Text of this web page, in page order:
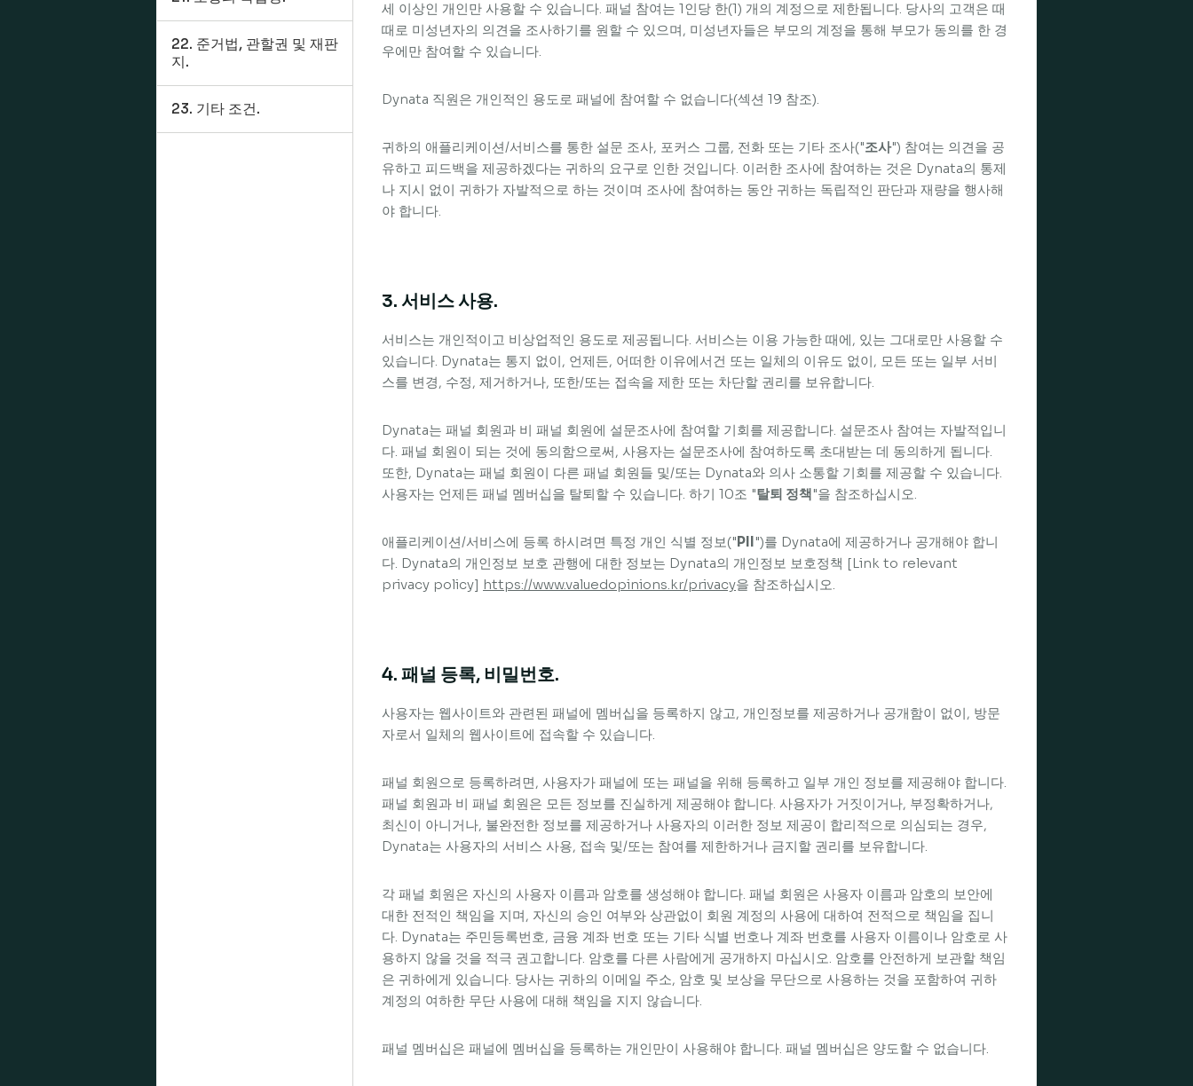
22. 준거법, 관할권 및 재판
지.
23. 기타 조건.
세 이상인 개인만 사용할 수 있습니다. 패널 참여는 1인당 한(1) 개의 계정으로 제한됩니다. 당사의 고객은 때
때로 미성년자의 의견을 조사하기를 원할 수 있으며, 미성년자들은 부모의 계정을 통해 부모가 동의를 한 경
우에만 참여할 수 있습니다.
Dynata 직원은 개인적인 용도로 패널에 참여할 수 없습니다(섹션 19 참조).
귀하의 애플리케이션/서비스를 통한 설문 조사, 포커스 그룹, 전화 또는 기타 조사("조사") 참여는 의견을 공
유하고 피드백을 제공하겠다는 귀하의 요구로 인한 것입니다. 이러한 조사에 참여하는 것은 Dynata의 통제
나 지시 없이 귀하가 자발적으로 하는 것이며 조사에 참여하는 동안 귀하는 독립적인 판단과 재량을 행사해
야 합니다.
3. 서비스 사용.
서비스는 개인적이고 비상업적인 용도로 제공됩니다. 서비스는 이용 가능한 때에, 있는 그대로만 사용할 수
있습니다. Dynata는 통지 없이, 언제든, 어떠한 이유에서건 또는 일체의 이유도 없이, 모든 또는 일부 서비
스를 변경, 수정, 제거하거나, 또한/또는 접속을 제한 또는 차단할 권리를 보유합니다.
Dynata는 패널 회원과 비 패널 회원에 설문조사에 참여할 기회를 제공합니다. 설문조사 참여는 자발적입니
다. 패널 회원이 되는 것에 동의함으로써, 사용자는 설문조사에 참여하도록 초대받는 데 동의하게 됩니다.
또한, Dynata는 패널 회원이 다른 패널 회원들 및/또는 Dynata와 의사 소통할 기회를 제공할 수 있습니다.
사용자는 언제든 패널 멤버십을 탈퇴할 수 있습니다. 하기 10조 "탈퇴 정책"을 참조하십시오.
애플리케이션/서비스에 등록 하시려면 특정 개인 식별 정보("PII")를 Dynata에 제공하거나 공개해야 합니
다. Dynata의 개인정보 보호 관행에 대한 정보는 Dynata의 개인정보 보호정책 [Link to relevant
privacy policy] https://www.valuedopinions.kr/privacy을 참조하십시오.
4. 패널 등록, 비밀번호.
사용자는 웹사이트와 관련된 패널에 멤버십을 등록하지 않고, 개인정보를 제공하거나 공개함이 없이, 방문
자로서 일체의 웹사이트에 접속할 수 있습니다.
패널 회원으로 등록하려면, 사용자가 패널에 또는 패널을 위해 등록하고 일부 개인 정보를 제공해야 합니다.
패널 회원과 비 패널 회원은 모든 정보를 진실하게 제공해야 합니다. 사용자가 거짓이거나, 부정확하거나,
최신이 아니거나, 불완전한 정보를 제공하거나 사용자의 이러한 정보 제공이 합리적으로 의심되는 경우,
Dynata는 사용자의 서비스 사용, 접속 및/또는 참여를 제한하거나 금지할 권리를 보유합니다.
각 패널 회원은 자신의 사용자 이름과 암호를 생성해야 합니다. 패널 회원은 사용자 이름과 암호의 보안에
대한 전적인 책임을 지며, 자신의 승인 여부와 상관없이 회원 계정의 사용에 대하여 전적으로 책임을 집니
다. Dynata는 주민등록번호, 금융 계좌 번호 또는 기타 식별 번호나 계좌 번호를 사용자 이름이나 암호로 사
용하지 않을 것을 적극 권고합니다. 암호를 다른 사람에게 공개하지 마십시오. 암호를 안전하게 보관할 책임
은 귀하에게 있습니다. 당사는 귀하의 이메일 주소, 암호 및 보상을 무단으로 사용하는 것을 포함하여 귀하
계정의 여하한 무단 사용에 대해 책임을 지지 않습니다.
패널 멤버십은 패널에 멤버십을 등록하는 개인만이 사용해야 합니다. 패널 멤버십은 양도할 수 없습니다.